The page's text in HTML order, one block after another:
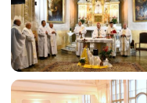
Image